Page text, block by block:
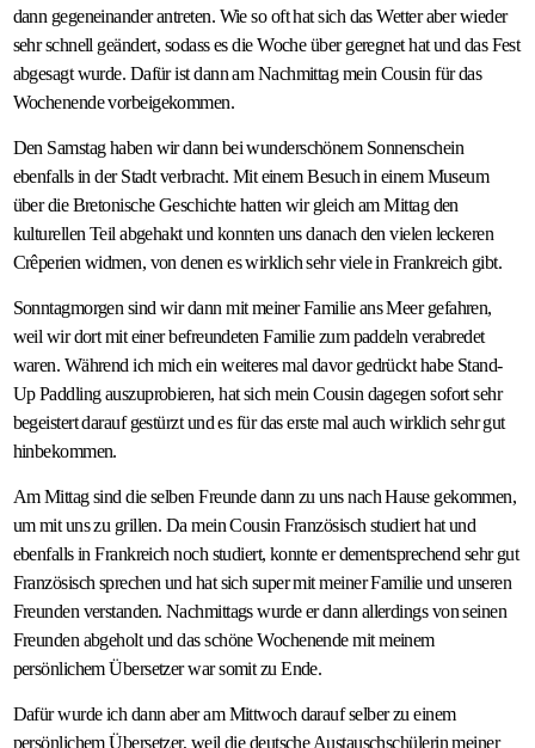
dann gegeneinander antreten. Wie so oft hat sich das Wetter aber wieder
sehr schnell geändert, sodass es die Woche über geregnet hat und das Fest
abgesagt wurde. Dafür ist dann am Nachmittag mein Cousin für das
Wochenende vorbeigekommen.
Den Samstag haben wir dann bei wunderschönem Sonnenschein
ebenfalls in der Stadt verbracht. Mit einem Besuch in einem Museum
über die Bretonische Geschichte hatten wir gleich am Mittag den
kulturellen Teil abgehakt und konnten uns danach den vielen leckeren
Crêperien widmen, von denen es wirklich sehr viele in Frankreich gibt.
Sonntagmorgen sind wir dann mit meiner Familie ans Meer gefahren,
weil wir dort mit einer befreundeten Familie zum paddeln verabredet
waren. Während ich mich ein weiteres mal davor gedrückt habe Stand-
Up Paddling auszuprobieren, hat sich mein Cousin dagegen sofort sehr
begeistert darauf gestürzt und es für das erste mal auch wirklich sehr gut
hinbekommen.
Am Mittag sind die selben Freunde dann zu uns nach Hause gekommen,
um mit uns zu grillen. Da mein Cousin Französisch studiert hat und
ebenfalls in Frankreich noch studiert, konnte er dementsprechend sehr gut
Französisch sprechen und hat sich super mit meiner Familie und unseren
Freunden verstanden. Nachmittags wurde er dann allerdings von seinen
Freunden abgeholt und das schöne Wochenende mit meinem
persönlichem Übersetzer war somit zu Ende.
Dafür wurde ich dann aber am Mittwoch darauf selber zu einem
persönlichem Übersetzer, weil die deutsche Austauschschülerin meiner